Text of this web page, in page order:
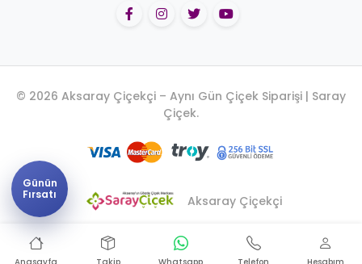
© 2026 Aksaray Çiçekçi – Aynı Gün Çiçek Siparişi | Saray
Çiçek.
Aksaray Çiçekçi
Günün
Fırsatı